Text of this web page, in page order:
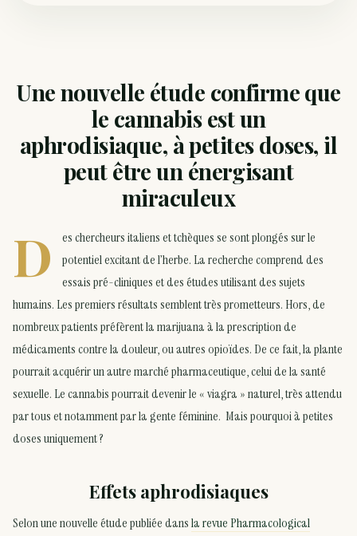
Une nouvelle étude confirme que
le cannabis est un
aphrodisiaque, à petites doses, il
peut être un énergisant
miraculeux
D
es chercheurs italiens et tchèques se sont plongés sur le
potentiel excitant de l’herbe. La recherche comprend des
essais pré-cliniques et des études utilisant des sujets
humains. Les premiers résultats semblent très prometteurs. Hors, de
nombreux patients préfèrent la marijuana à la prescription de
médicaments contre la douleur, ou autres opioïdes. De ce fait, la plante
pourrait acquérir un autre marché pharmaceutique, celui de la santé
sexuelle. Le cannabis pourrait devenir le « viagra » naturel, très attendu
par tous et notamment par la gente féminine. Mais pourquoi à petites
doses uniquement ?
Effets aphrodisiaques
Selon une nouvelle étude publiée dansla revue Pharmacological